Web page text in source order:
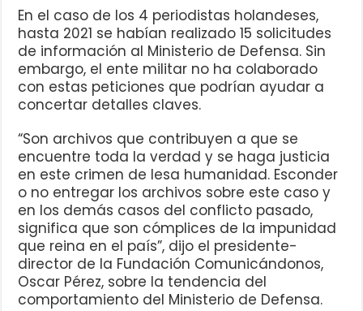
En el caso de los 4 periodistas holandeses,
hasta 2021 se habían realizado 15 solicitudes
de información al Ministerio de Defensa. Sin
embargo, el ente militar no ha colaborado
con estas peticiones que podrían ayudar a
concertar detalles claves.
“Son archivos que contribuyen a que se
encuentre toda la verdad y se haga justicia
en este crimen de lesa humanidad. Esconder
o no entregar los archivos sobre este caso y
en los demás casos del conflicto pasado,
significa que son cómplices de la impunidad
que reina en el país”, dijo el presidente-
director de la Fundación Comunicándonos,
Oscar Pérez, sobre la tendencia del
comportamiento del Ministerio de Defensa.